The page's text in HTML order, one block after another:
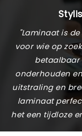
"Laminaat is
voor wie op
betaalbaar
onderhouden
uitstraling en
laminaat
het een tijdloze